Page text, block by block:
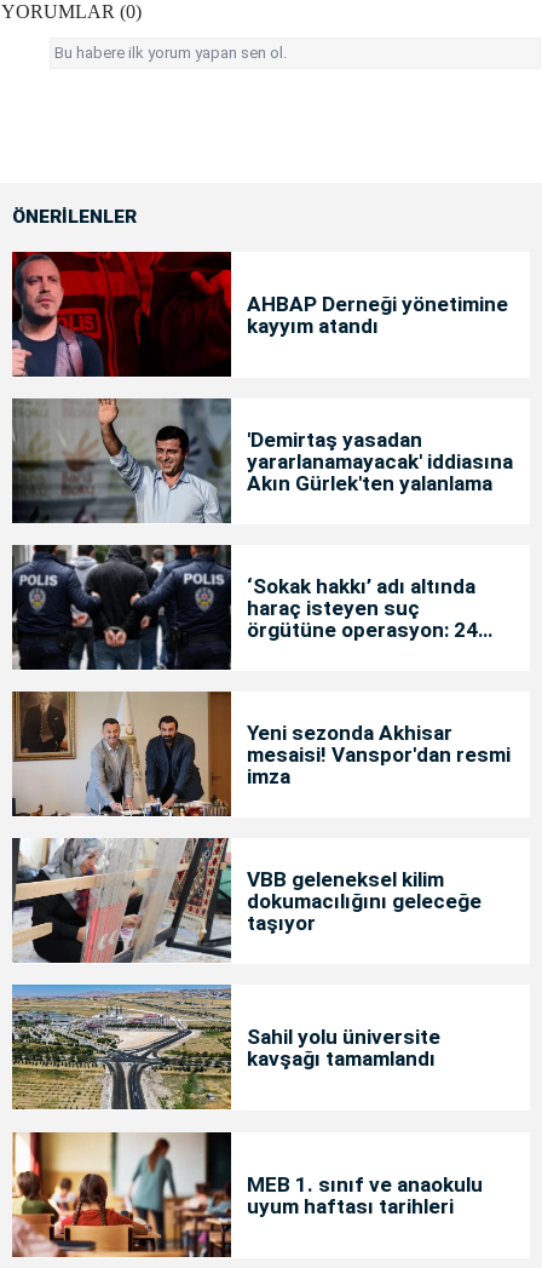
YORUMLAR (0)
Bu habere ilk yorum yapan sen ol.
ÖNERİLENLER
AHBAP Derneği yönetimine
kayyım atandı
'Demirtaş yasadan
yararlanamayacak' iddiasına
Akın Gürlek'ten yalanlama
‘Sokak hakkı’ adı altında
haraç isteyen suç
örgütüne operasyon: 24
Yeni sezonda Akhisar
mesaisi! Vanspor'dan resmi
imza
VBB geleneksel kilim
dokumacılığını geleceğe
taşıyor
Sahil yolu üniversite
kavşağı tamamlandı
MEB 1. sınıf ve anaokulu
uyum haftası tarihleri